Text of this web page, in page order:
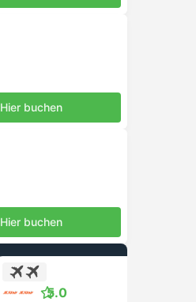
Hier buchen
Hier buchen
5.0